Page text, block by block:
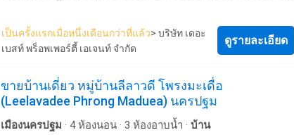
Best Property Agent CO,.LTD. ผู้นำด้านธุรกิจนายหน้า ตัวแทน
อสังหาริมทรัพย์ครบวงจร ด้วยความเป็นมืออาชีพ ใช้
เทคโนโลยี และ นวัตกรรมที่สร้างสรรค์ เพื่อส่งมอบบริการที่ดี
ทำเลดีติดถนนในชุมชน ใหญ่ เหมาะสำหรับทำการค้าเป็น
ที่พักอาศัยหรือ home office ภายในบ้านกว้างห้องครัว built in
พร้อมเฟอร์นิเจอร์ แอร์ 4 เครื่อง เครื่องทำน้ำอุ่น 3 เครื่อง ปั๊ม
หลวง โรงเรียนบ้านอ้อกระทิง สหกรณ์โคนมแมนนครปฐม
โรงเรียนบ้านรางอีเม้ย สวนอาหารชลธารนครปฐม ราคา :
4,500,000 บาท ลิงค์แผนที่ : https://maps.google.com/?
q=13.89907457,100.0061---- **เรามีบริการจัดสินเชื่อให้ฟรี
เป็นครั้งแรกเมื่อหนึ่งเดือนกว่าที่แล้ว> บริษัท เดอะ
เบสท์ พร็อพเพอร์ตี้ เอเจนท์ จำกัด
ดูรายละเอียด
ขายบ้านเดี่ยว หมู่บ้านลีลาวดี โพรงมะเดื่อ
(Leelavadee Phrong Maduea) นครปฐม
เมืองนครปฐม · 4ห้องนอน · 3 ห้องอาบน้ำ · บ้าน